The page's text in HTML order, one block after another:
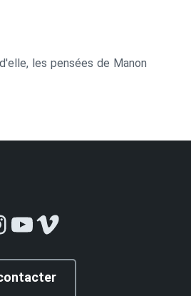
les pensées de Manon
YouTube
Vimeo